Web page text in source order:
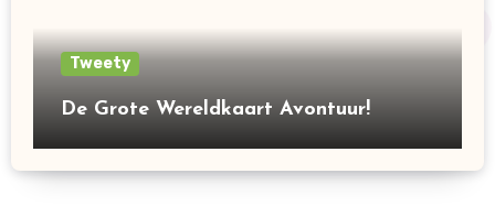
Tweety
De Grote Wereldkaart Avontuur!